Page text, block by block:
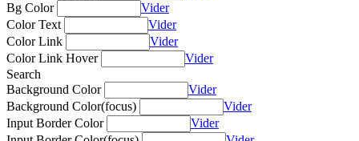
Bg Color
Vider
Color Text
Vider
Color Link
Vider
Color Link Hover
Vider
Search
Background Color
Vider
Background Color(focus)
Vider
Input Border Color
Vider